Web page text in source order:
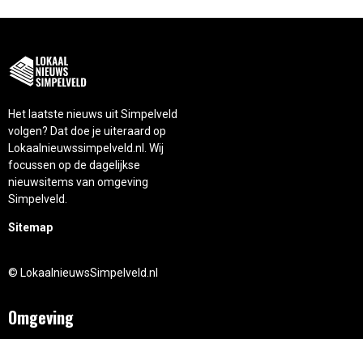
Het laatste nieuws uit Simpelveld
volgen? Dat doe je uiteraard op
Lokaalnieuwssimpelveld.nl. Wij
focussen op de dagelijkse
nieuwsitems van omgeving
Simpelveld.
Sitemap
© LokaalnieuwsSimpelveld.nl
Omgeving